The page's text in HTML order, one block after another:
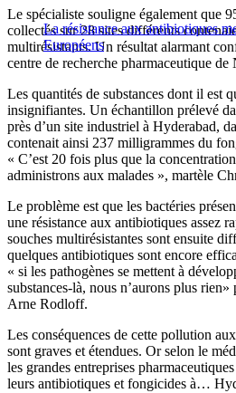
La résistance aux antibiotiques
Européens
Le spécialiste souligne également que
collectés sur 28 sites différents
multirésistants. Un résultat alarmant
centre de recherche pharmaceutique de
Les quantités de substances dont il est
insignifiantes. Un échantillon prélevé
près d’un site industriel à Hyderabad,
contenait ainsi 237 milligrammes du
« C’est 20 fois plus que la
administrons aux malades », martèle
Le problème est que les bactéries
une résistance aux antibiotiques assez
souches multirésistantes sont ensuite
quelques antibiotiques sont encore
« si les pathogènes se mettent à
substances-là, nous n’aurons plus
Arne Rodloff.
Les conséquences de cette pollution
sont graves et étendues. Or selon le
les grandes entreprises
leurs antibiotiques et fongicides à…